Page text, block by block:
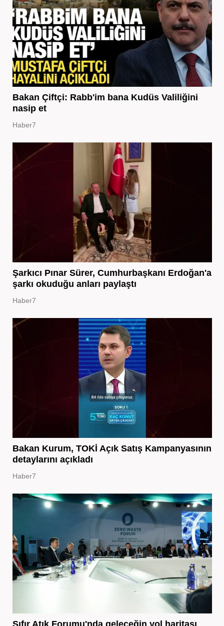
Bakan Çiftçi: Rabb'im bana Kudüs Valiliğini
nasip et
Haber7
Şarkıcı Pınar Sürer, Cumhurbaşkanı Erdoğan'a
şarkı okuduğu anları paylaştı
Haber7
Bakan Kurum, TOKİ Açık Satış Kampanyasının
detaylarını açıkladı
Haber7